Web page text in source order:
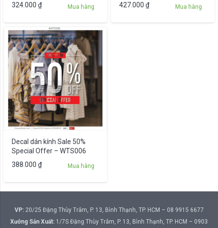
324.000 ₫ Mua hàng
427.000 ₫ Mua hàng
Decal dán kính Sale 50%
Special Offer – WTS006
388.000 ₫ Mua hàng
VP:20/25 Đặng Thùy Trâm, P. 13, Bình Thạnh, TP. HCM – 08 9915 6677
Xưởng Sản Xuất: 1/7S Đặng Thùy Trâm, P. 13, Bình Thạnh, TP. HCM – 0903